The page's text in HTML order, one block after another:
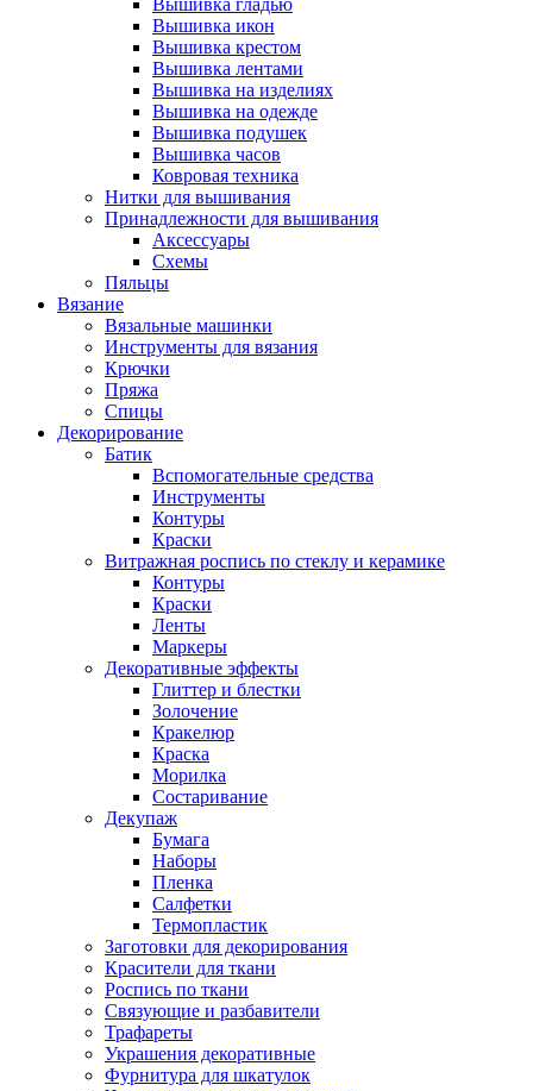
Вышивка гладью
Вышивка икон
Вышивка крестом
Вышивка лентами
Вышивка на изделиях
Вышивка на одежде
Вышивка подушек
Вышивка часов
Ковровая техника
Нитки для вышивания
Принадлежности для вышивания
Аксессуары
Схемы
Пяльцы
Вязание
Вязальные машинки
Инструменты для вязания
Крючки
Пряжа
Спицы
Декорирование
Батик
Вспомогательные средства
Инструменты
Контуры
Краски
Витражная роспись по стеклу и керамике
Контуры
Краски
Ленты
Маркеры
Декоративные эффекты
Глиттер и блестки
Золочение
Кракелюр
Краска
Морилка
Состаривание
Декупаж
Бумага
Наборы
Пленка
Салфетки
Термопластик
Заготовки для декорирования
Красители для ткани
Роспись по ткани
Связующие и разбавители
Трафареты
Украшения декоративные
Фурнитура для шкатулок